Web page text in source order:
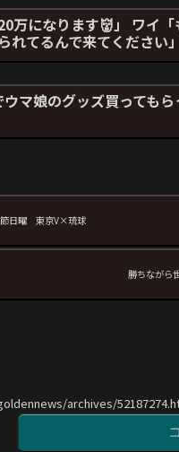
万になります👹」 ワイ「
れてるんで来てください」
マ娘のグッズ買ってもら
節日曜 東京V×琉球
勝ちながら
archives/